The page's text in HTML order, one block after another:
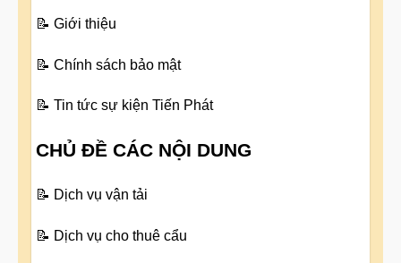
📝 Giới thiệu
📝 Chính sách bảo mật
📝 Tin tức sự kiện Tiến Phát
CHỦ ĐỀ CÁC NỘI DUNG
📝 Dịch vụ vận tải
📝 Dịch vụ cho thuê cẩu